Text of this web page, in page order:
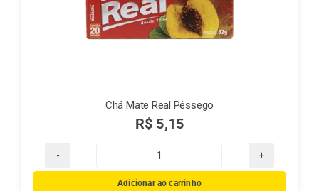
Chá Mate Real Pêssego
R$ 5,15
Chá
Mate
Adicionar ao carrinho